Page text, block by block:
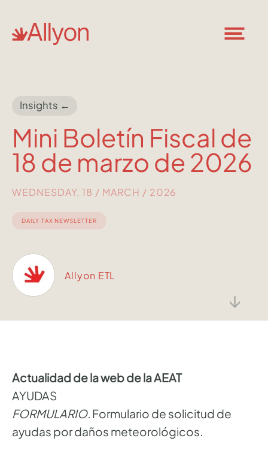
↓
Insights ←
Mini Boletín Fiscal de
18 de marzo de 2026
WEDNESDAY, 18 / MARCH / 2026
DAILY TAX NEWSLETTER
Allyon ETL
Actualidad de la web de la AEAT
AYUDAS
FORMULARIO. Formulario de solicitud de
ayudas por daños meteorológicos.